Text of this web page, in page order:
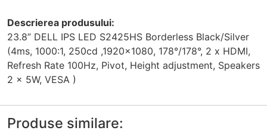
Descrierea produsului:
23.8” DELL IPS LED S2425HS Borderless Black/Silver
(4ms, 1000:1, 250cd ,1920x1080, 178°/178°, 2 x HDMI,
Refresh Rate 100Hz, Pivot, Height adjustment, Speakers
2 x 5W, VESA )
Produse similare: